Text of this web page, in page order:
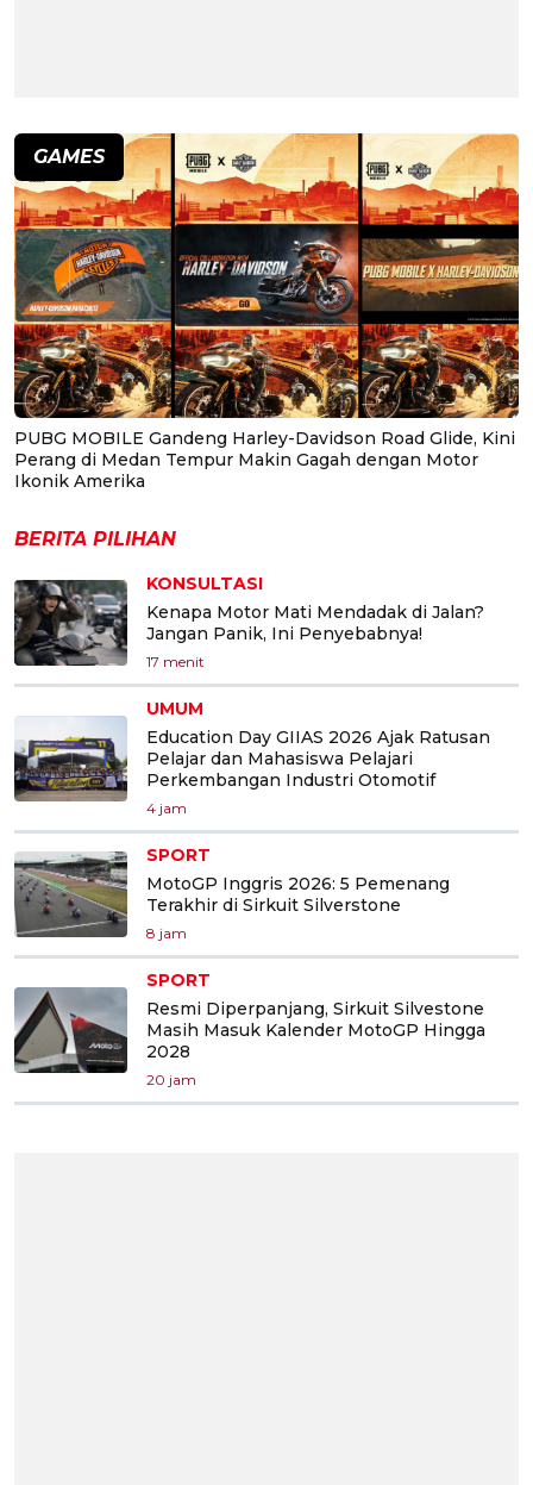
GAMES
PUBG MOBILE Gandeng Harley-Davidson Road Glide, Kini
Perang di Medan Tempur Makin Gagah dengan Motor
Ikonik Amerika
BERITA PILIHAN
KONSULTASI
Kenapa Motor Mati Mendadak di Jalan?
Jangan Panik, Ini Penyebabnya!
17 menit
UMUM
Education Day GIIAS 2026 Ajak Ratusan
Pelajar dan Mahasiswa Pelajari
Perkembangan Industri Otomotif
4 jam
SPORT
MotoGP Inggris 2026: 5 Pemenang
Terakhir di Sirkuit Silverstone
8 jam
SPORT
Resmi Diperpanjang, Sirkuit Silvestone
Masih Masuk Kalender MotoGP Hingga
2028
20 jam